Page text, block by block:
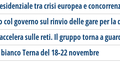
tra crisi europea e
col governo sul rinvio delle gare per
sulle reti. Il gruppo torna a
Terna del 18-22 novembre